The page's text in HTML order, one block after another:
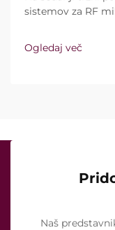
sistemov za RF
vprašanje pa ni
temveč kako
Ogledaj več
Naš